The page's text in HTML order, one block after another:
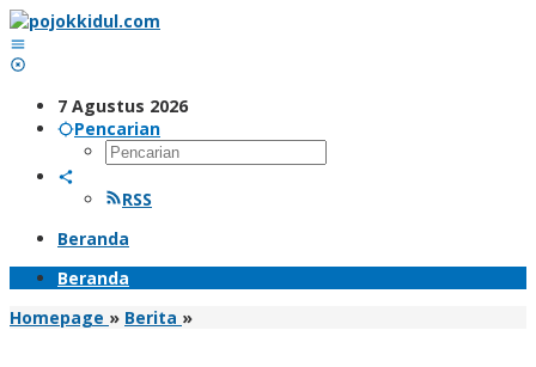
Lewati
ke
konten
7 Agustus 2026
Pencarian
RSS
Beranda
Beranda
Homepage » Berita »Polres